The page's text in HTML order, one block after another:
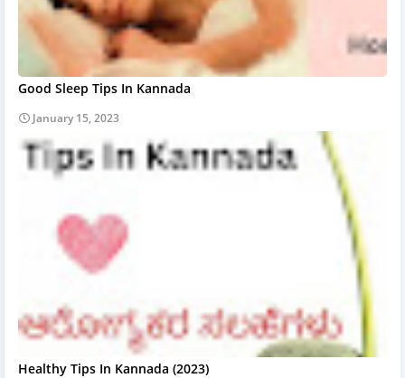
Good Sleep Tips In Kannada
January 15, 2023
Healthy Tips In Kannada (2023)